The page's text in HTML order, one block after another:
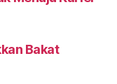
Bakat